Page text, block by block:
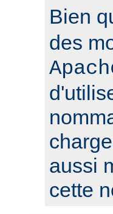
Bien
des
aussi
cette